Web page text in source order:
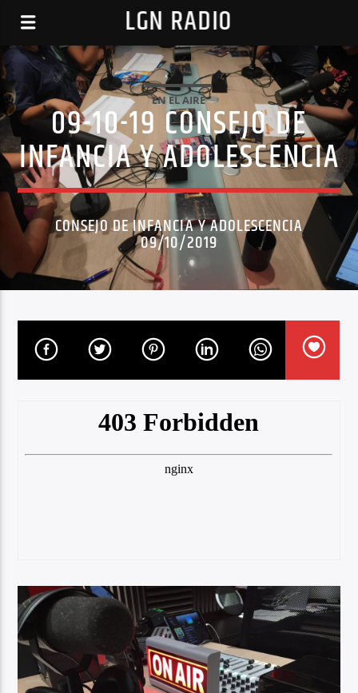
LGN RADIO
EN EL AIRE
09-10-19 CONSEJO DE
INFANCIA Y ADOLESCENCIA
CONSEJO DE INFANCIA Y ADOLESCENCIA
09/10/2019